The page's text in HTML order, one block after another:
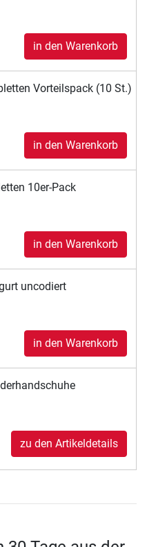
in den Warenkorb
Vorteilspack (10 St.)
in den Warenkorb
10er-Pack
in den Warenkorb
uncodiert
in den Warenkorb
zu den Artikeldetails